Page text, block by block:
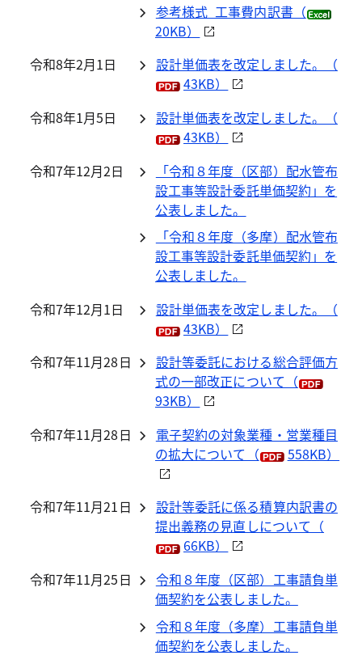
参考様式_工事費内訳書（
20KB）
令和8年2月1日
設計単価表を改定しました。（
43KB）
令和8年1月5日
設計単価表を改定しました。（
43KB）
令和7年12月2日
「令和８年度（区部）配水管布
設工事等設計委託単価契約」を
公表しました。
「令和８年度（多摩）配水管布
設工事等設計委託単価契約」を
公表しました。
令和7年12月1日
設計単価表を改定しました。（
43KB）
令和7年11月28日
設計等委託における総合評価方
式の一部改正について（
93KB）
令和7年11月28日
電子契約の対象業種・営業種目
の拡大について（
558KB）
令和7年11月21日
設計等委託に係る積算内訳書の
提出義務の見直しについて（
66KB）
令和7年11月25日
令和８年度（区部）工事請負単
価契約を公表しました。
令和８年度（多摩）工事請負単
価契約を公表しました。